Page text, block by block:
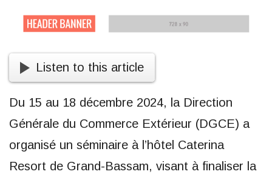
Listen to this article
Du 15 au 18 décembre 2024, la Direction
Générale du Commerce Extérieur (DGCE) a
organisé un séminaire à l’hôtel Caterina
Resort de Grand-Bassam, visant à finaliser la